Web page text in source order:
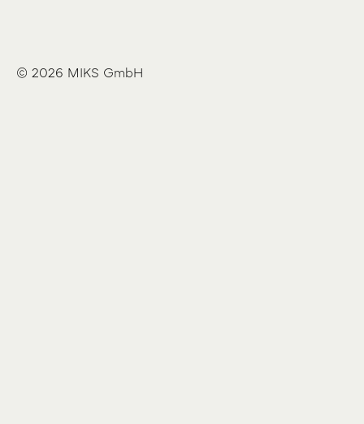
© 2026 MIKS GmbH